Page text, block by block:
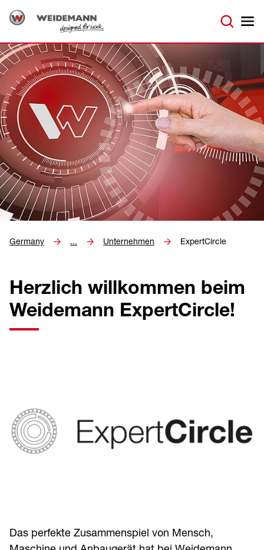
Germany ... Unternehmen ExpertCircle
Herzlich willkommen beim
Weidemann ExpertCircle!
Das perfekte Zusammenspiel von Mensch,